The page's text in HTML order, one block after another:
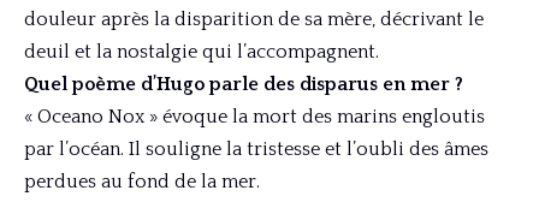
douleur après la disparition de sa mère, décrivant le
deuil et la nostalgie qui l’accompagnent.
Quel poème d’Hugo parle des disparus en mer ?
« Oceano Nox » évoque la mort des marins engloutis
par l’océan. Il souligne la tristesse et l’oubli des âmes
perdues au fond de la mer.